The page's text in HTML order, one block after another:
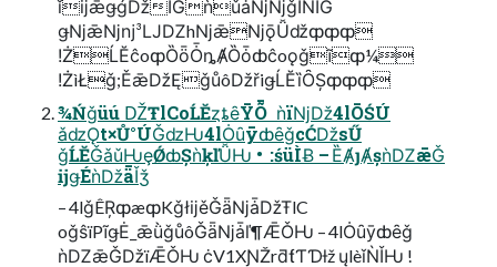
ǐĳǣǥǵǅǏǴǹǔǡǋǋǧǏǸǏǴ
ǥǋǣǋǌ³ǇǱhǋǣǋǭǙǆȹȹȹ
ǃŻ️ĹĔĉoȹȌȫȰȵȺȌȱȸĉoǫǧĩȹ¼
ǃŻìŁǧ;ĚǣǅĘǧůôǅřiǥĹĔȉȎȘȹȹȹ
¾Ńǧüú ǄŦlCoĹĔȥȶȇȲȬ  ǹïǋǅ4lŌŚÚ
ǎǳǪt×Ů°ÚǦǳǶ4lȮȗȳȸȇǧcĆǅsŰ
ǧĹĔǦǎǔǶȩǾȸȘǹķľǙǶ • :śüÌɃ – ȄȺȷȺșǹǱǣǦ
ĳǥÉǹǅǟǏǯ
– 4lǧÊŖȹæȹKǧłĳěǦǟǋǡǅŦlC
oǧŝïPĩǥĖ_ǣǜǧůôǦǟǋǡľ¶ǢǑǶ – 4lȮȗȳȸȇǧ
ǹǱǣǦǅïǢǑǶ ċV1XƝŽrƌƭƬƊƚž ųlèǐǸǏǶ !